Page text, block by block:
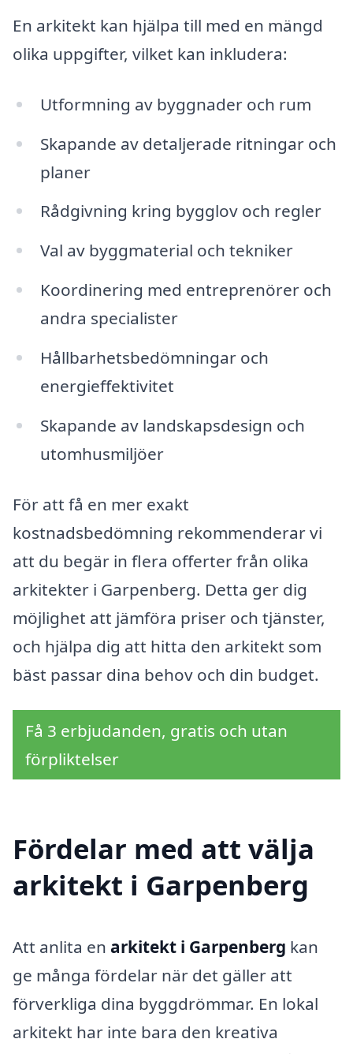
En arkitekt kan hjälpa till med en mängd
olika uppgifter, vilket kan inkludera:
Utformning av byggnader och rum
Skapande av detaljerade ritningar och
planer
Rådgivning kring bygglov och regler
Val av byggmaterial och tekniker
Koordinering med entreprenörer och
andra specialister
Hållbarhetsbedömningar och
energieffektivitet
Skapande av landskapsdesign och
utomhusmiljöer
För att få en mer exakt
kostnadsbedömning rekommenderar vi
att du begär in flera offerter från olika
arkitekter i Garpenberg. Detta ger dig
möjlighet att jämföra priser och tjänster,
och hjälpa dig att hitta den arkitekt som
bäst passar dina behov och din budget.
Få 3 erbjudanden, gratis och utan
förpliktelser
Fördelar med att välja
arkitekt i Garpenberg
Att anlita en arkitekt i Garpenberg kan
ge många fördelar när det gäller att
förverkliga dina byggdrömmar. En lokal
arkitekt har inte bara den kreativa